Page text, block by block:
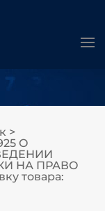
>
О
НА ПРАВО
товара: